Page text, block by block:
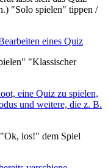
"Solo spielen" tippen /
"Klassischer
los!" dem Spiel